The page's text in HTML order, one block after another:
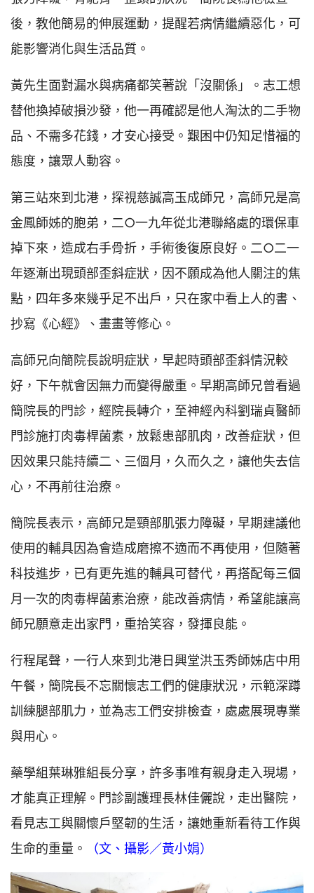
後，教他簡易的伸展運動，提醒若病情繼續惡化，可
能影響消化與生活品質。
黃先生面對漏水與病痛都笑著說「沒關係」。志工想
替他換掉破損沙發，他一再確認是他人淘汰的二手物
品、不需多花錢，才安心接受。艱困中仍知足惜福的
態度，讓眾人動容。
第三站來到北港，探視慈誠高玉成師兄，高師兄是高
金鳳師姊的胞弟，二○一九年從北港聯絡處的環保車
掉下來，造成右手骨折，手術後復原良好。二○二一
年逐漸出現頭部歪斜症狀，因不願成為他人關注的焦
點，四年多來幾乎足不出戶，只在家中看上人的書、
抄寫《心經》、畫畫等修心。
高師兄向簡院長說明症狀，早起時頭部歪斜情況較
好，下午就會因無力而變得嚴重。早期高師兄曾看過
簡院長的門診，經院長轉介，至神經內科劉瑞貞醫師
門診施打肉毒桿菌素，放鬆患部肌肉，改善症狀，但
因效果只能持續二、三個月，久而久之，讓他失去信
心，不再前往治療。
簡院長表示，高師兄是頸部肌張力障礙，早期建議他
使用的輔具因為會造成磨擦不適而不再使用，但隨著
科技進步，已有更先進的輔具可替代，再搭配每三個
月一次的肉毒桿菌素治療，能改善病情，希望能讓高
師兄願意走出家門，重拾笑容，發揮良能。
行程尾聲，一行人來到北港日興堂洪玉秀師姊店中用
午餐，簡院長不忘關懷志工們的健康狀況，示範深蹲
訓練腿部肌力，並為志工們安排檢查，處處展現專業
與用心。
藥學組葉琳雅組長分享，許多事唯有親身走入現場，
才能真正理解。門診副護理長林佳儷說，走出醫院，
看見志工與關懷戶堅韌的生活，讓她重新看待工作與
生命的重量。
（文、攝影／黃小娟）